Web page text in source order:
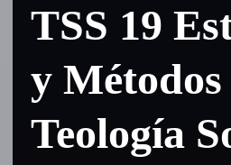
TSS 19
y
Teología